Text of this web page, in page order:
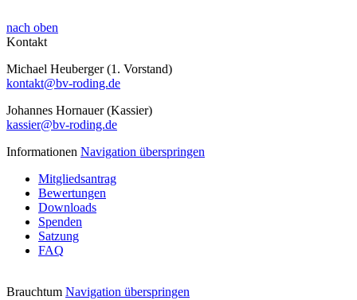
nach oben
Kontakt
Michael Heuberger (1. Vorstand)
kontakt@bv-roding.de
Johannes Hornauer (Kassier)
kassier@bv-roding.de
Informationen Navigation überspringen
Mitgliedsantrag
Bewertungen
Downloads
Spenden
Satzung
FAQ
Brauchtum Navigation überspringen